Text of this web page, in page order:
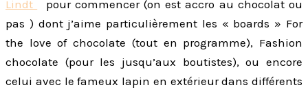
Lindt
pour commencer (on est accro au chocolat ou
pas ) dont j’aime particulièrement les « boards » For
the love of chocolate (tout en programme), Fashion
chocolate (pour les jusqu’aux boutistes), ou encore
celui avec le fameux lapin en extérieur dans différents